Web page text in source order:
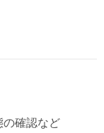
の確認など